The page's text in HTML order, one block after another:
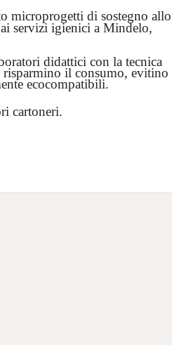
microprogetti di sostegno allo
servizi igienici a Mindelo,
didattici con la tecnica
il consumo, evitino
ecocompatibili.
cartoneri.